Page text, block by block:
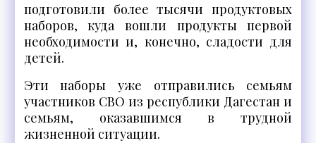
подготовили более тысячи продуктовых
наборов, куда вошли продукты первой
необходимости и, конечно, сладости для
детей.
Эти наборы уже отправились семьям
участников СВО из республики Дагестан и
семьям, оказавшимся в трудной
жизненной ситуации.